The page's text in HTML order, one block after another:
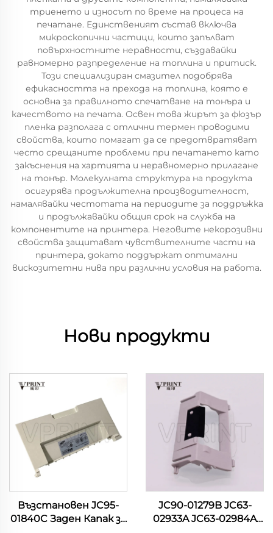
триенето и износът по време на процеса на
печатане. Единственият състав включва
микроскопични частици, които запълват
повърхностните неравности, създавайки
равномерно разпределение на топлина и притиск.
Този специализиран смазител подобрява
ефикасността на прехода на топлина, която е
основна за правилното спечатване на тонъра и
качеството на печата. Освен това жирът за фюзър
пленка разполага с отлични термен проводими
свойства, които помагат да се предотвратяват
често срещаните проблеми при печатането като
закъснения на хартията и неравномерно прилагане
на тонър. Молекулната структура на продукта
осигурява продължителна производителност,
намалявайки честотата на периодите за поддръжка
и продължавайки общия срок на служба на
компонентите на принтера. Неговите некорозивни
свойства защитават чувствителните части на
принтера, докато поддържат оптимални
вискозитетни нива при различни условия на работа.
Нови продукти
Възстановен JC95-
01840C Заден Капак за
JC90-01279B JC63-
02933A JC63-02984A